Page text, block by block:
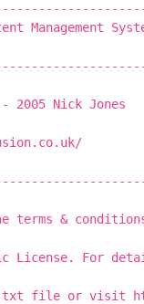
Management
2005 Nick Jones
terms &
License. For
file or visit